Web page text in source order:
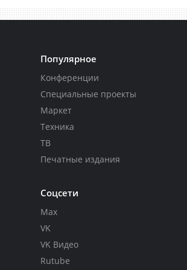
Популярное
Конференции
Специальные проекты
Маркет
Техника
ТВ
Печатные издания
Соцсети
Max
VK
VK Видео
Rutube